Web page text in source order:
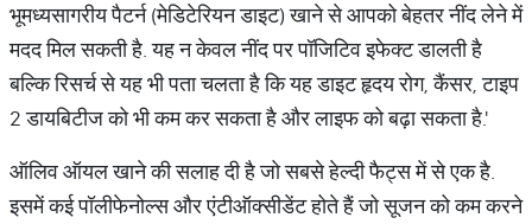
भूमध्यसागरीय पैटर्न (मेडिटेरियन डाइट) खाने से आपको बेहतर नींद लेने में
मदद मिल सकती है. यह न केवल नींद पर पॉजिटिव इफेक्ट डालती है
बल्कि रिसर्च से यह भी पता चलता है कि यह डाइट हृदय रोग, कैंसर, टाइप
2 डायबिटीज को भी कम कर सकता है और लाइफ को बढ़ा सकता है.'
ऑलिव ऑयल खाने की सलाह दी है जो सबसे हेल्दी फैट्स में से एक है.
इसमें कई पॉलीफेनोल्स और एंटीऑक्सीडेंट होते हैं जो सूजन को कम करने